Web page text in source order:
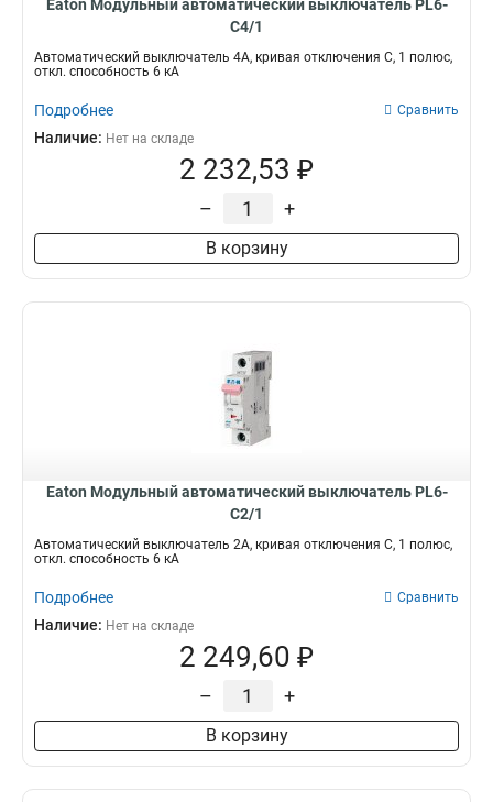
Eaton Модульный автоматический выключатель PL6-
C4/1
Автоматический выключатель 4А, кривая отключения С, 1 полюс,
откл. способность 6 кА
Подробнее Сравнить
Наличие: Нет на складе
2 232,53 ₽
– +
В корзину
Eaton Модульный автоматический выключатель PL6-
C2/1
Автоматический выключатель 2А, кривая отключения С, 1 полюс,
откл. способность 6 кА
Подробнее Сравнить
Наличие: Нет на складе
2 249,60 ₽
– +
В корзину